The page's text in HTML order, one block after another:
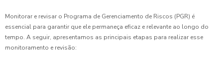
Monitorar e revisar o Programa de Gerenciamento de Riscos (PGR) é
essencial para garantir que ele permaneça eficaz e relevante ao longo do
tempo. A seguir, apresentamos as principais etapas para realizar esse
monitoramento e revisão: